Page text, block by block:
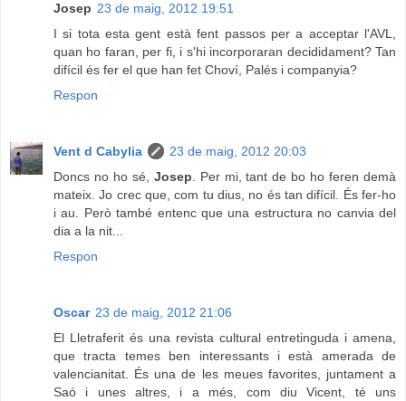
Josep 23 de maig, 2012 19:51
I si tota esta gent està fent passos per a acceptar l'AVL,
quan ho faran, per fi, i s'hi incorporaran decididament? Tan
difícil és fer el que han fet Choví, Palés i companyia?
Respon
Vent d Cabylia
23 de maig, 2012 20:03
Doncs no ho sé, Josep . Per mi, tant de bo ho feren demà
mateix. Jo crec que, com tu dius, no és tan difícil. És fer-ho
i au. Però també entenc que una estructura no canvia del
dia a la nit...
Respon
Oscar 23 de maig, 2012 21:06
El Lletraferit és una revista cultural entretinguda i amena,
que tracta temes ben interessants i està amerada de
valencianitat. És una de les meues favorites, juntament a
Saó i unes altres, i a més, com diu Vicent, té uns